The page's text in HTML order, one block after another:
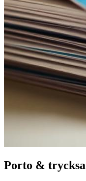
Porto &